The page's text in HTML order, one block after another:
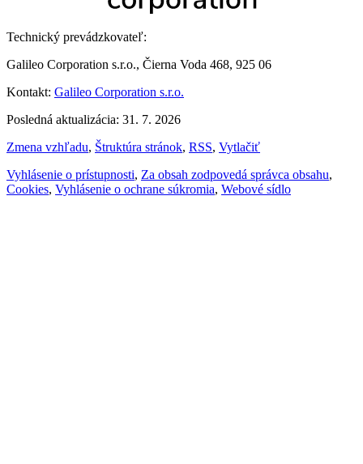
Technický prevádzkovateľ:
Galileo Corporation s.r.o., Čierna Voda 468, 925 06
Kontakt: Galileo Corporation s.r.o.
Posledná aktualizácia: 31. 7. 2026
Zmena vzhľadu, Štruktúra stránok, RSS, Vytlačiť
Vyhlásenie o prístupnosti, Za obsah zodpovedá správca obsahu,
Cookies, Vyhlásenie o ochrane súkromia, Webové sídlo